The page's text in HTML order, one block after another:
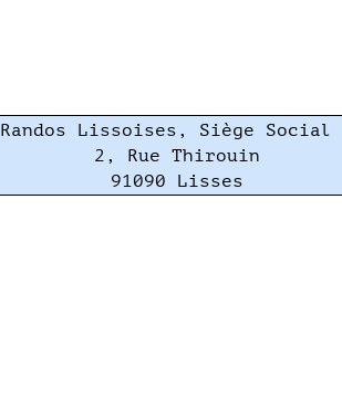
Randos Lissoises, Siège Social
2, Rue Thirouin
91090 Lisses